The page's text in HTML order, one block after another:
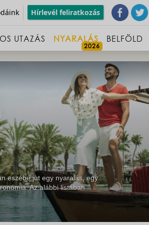
Hírlevél feliratkozás
UTAZÁS NYARALÁS BELFÖLD
eszébe jut egy nyaralás, egy
Az alábbi listában